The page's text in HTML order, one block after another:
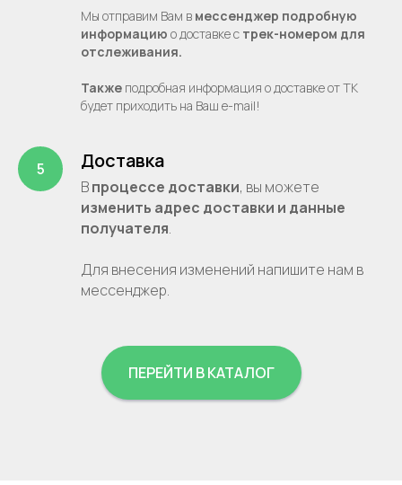
Мы отправим Вам в мессенджер подробную
информацию о доставке с трек-номером для
отслеживания.
Также подробная информация о доставке от ТК
будет приходить на Ваш e-mail!
Доставка
Впроцессе доставки, вы можете
изменить адрес доставки и данные
получателя.
Для внесения изменений напишите нам в
мессенджер.
ПЕРЕЙТИ В КАТАЛОГ